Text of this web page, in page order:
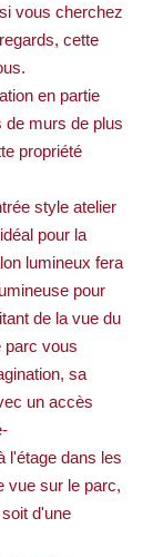
vous cherchez
cette
en partie
murs de plus
propriété
style atelier
pour la
lumineux fera
pour
de la vue du
parc vous
sa
un accès
l'étage dans les
vue sur le parc,
d'une